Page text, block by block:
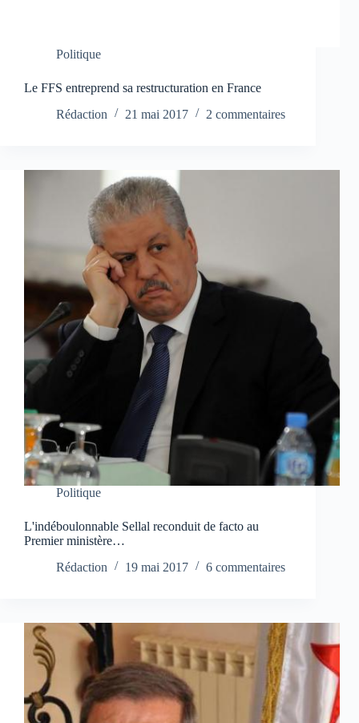
Politique
Le FFS entreprend sa restructuration en France
Rédaction
21 mai 2017 2 commentaires
Politique
L'indéboulonnable Sellal reconduit de facto au
Premier ministère…
Rédaction
19 mai 2017 6 commentaires